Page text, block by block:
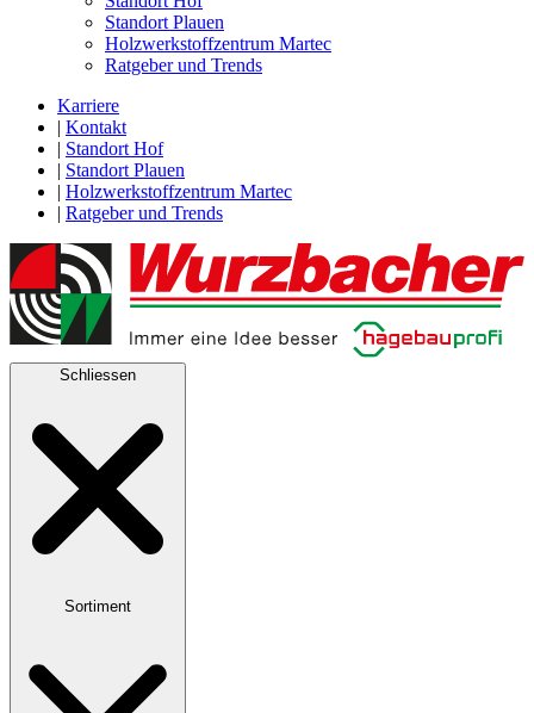
Standort Plauen
Holzwerkstoffzentrum Martec
Ratgeber und Trends
Karriere
| Kontakt
| Standort Hof
| Standort Plauen
| Holzwerkstoffzentrum Martec
| Ratgeber und Trends
Schliessen
Sortiment